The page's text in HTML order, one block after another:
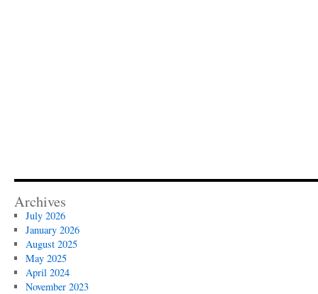
Archives
July 2026
January 2026
August 2025
May 2025
April 2024
November 2023